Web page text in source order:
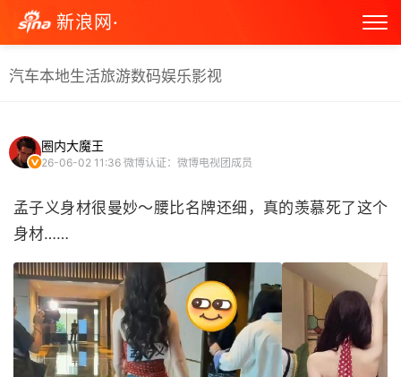
新浪网·
汽车本地生活旅游数码娱乐影视
圈内大魔王
26-06-02 11:36 微博认证：微博电视团成员
孟子义身材很曼妙～腰比名牌还细，真的羡慕死了这个
身材…… ​